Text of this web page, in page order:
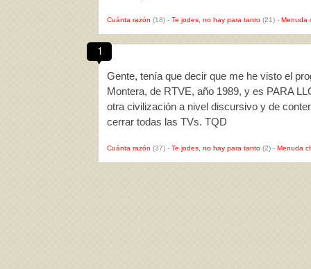
Cuánta razón (18) - Te jodes, no hay para tanto (21) - Menuda
1
Gente, tenía que decir que me he visto el
Montera, de RTVE, año 1989, y es PARA
otra civilización a nivel discursivo y de
cerrar todas las TVs. TQD
Cuánta razón (37) - Te jodes, no hay para tanto (2) - Menuda